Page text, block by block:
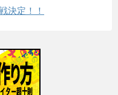
決定！！